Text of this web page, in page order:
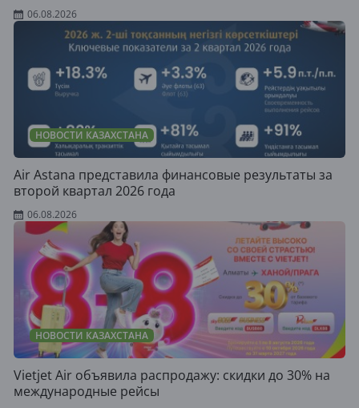
06.08.2026
НОВОСТИ КАЗАХСТАНА
Air Astana представила финансовые результаты за
второй квартал 2026 года
06.08.2026
НОВОСТИ КАЗАХСТАНА
Vietjet Air объявила распродажу: скидки до 30% на
международные рейсы